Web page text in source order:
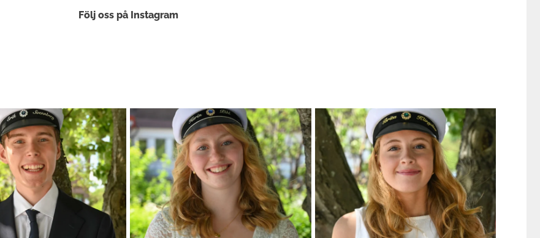
Följ oss på Instagram
intresse utforskar du ämnena du...
103 0
Årets samhällsprofil är en elev som från första...
138 7
Eleven har under sin TEG-tid visat prov på ett...
292 10